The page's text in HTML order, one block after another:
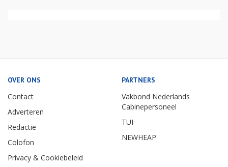
OVER ONS
Contact
Adverteren
Redactie
Colofon
Privacy & Cookiebeleid
PARTNERS
Vakbond Nederlands
Cabinepersoneel
TUI
NEWHEAP